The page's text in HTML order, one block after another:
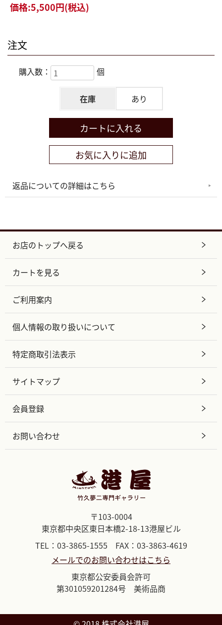
価格:5,500円(税込)
注文
購入数： 個
在庫 あり
返品についての詳細はこちら
お店のトップへ戻る
カートを見る
ご利用案内
個人情報の取り扱いについて
特定商取引法表示
サイトマップ
会員登録
お問い合わせ
〒103-0004
東京都中央区東日本橋2-18-13港屋ビル
TEL：03-3865-1555 FAX：03-3863-4619
メールでのお問い合わせはこちら
東京都公安委員会許可
第301059201284号 美術品商